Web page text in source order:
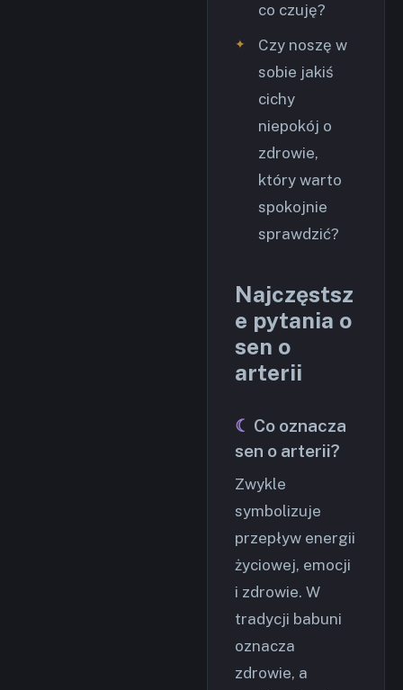
co czuję?
Czy noszę w
sobie jakiś
cichy
niepokój o
zdrowie,
który warto
spokojnie
sprawdzić?
Najczęstsz
e pytania o
sen o
arterii
Co oznacza
sen o arterii?
Zwykle
symbolizuje
przepływ energii
życiowej, emocji
i zdrowie. W
tradycji babuni
oznacza
zdrowie, a